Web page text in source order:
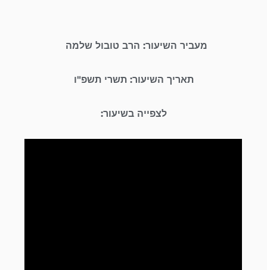
מעביר השיעור: הרב טובול שלמה
תאריך השיעור: תשרי תשפ"ו
לצפייה בשיעור: